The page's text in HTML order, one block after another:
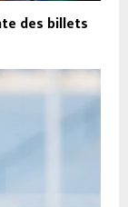
des billets